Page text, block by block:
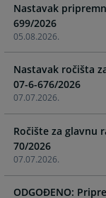
forward
to
interact
with
the
calendar
and
select
a
date.
Press
the
05.08.2026.
Nastavak
699/2026
07.07.2026.
Nastavak ročišta
07-6-676/2026
07.07.2026.
Ročište za glavnu
70/2026
ODGOĐENO: